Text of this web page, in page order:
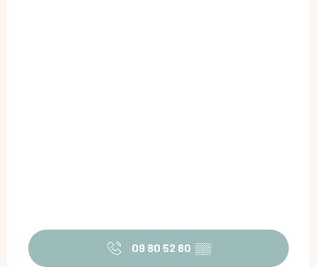
09 80 52 80 ▒▒